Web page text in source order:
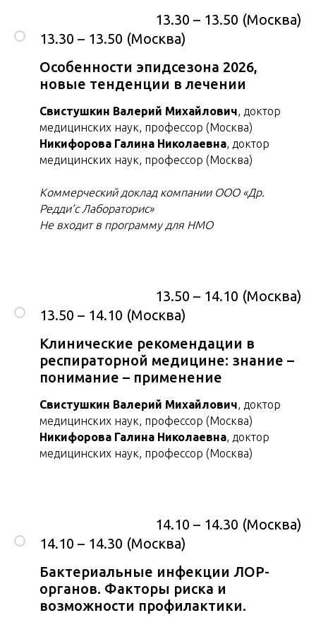
13.30 – 13.50 (Москва)
13.30 – 13.50 (Москва)
Особенности эпидсезона 2026,
новые тенденции в лечении
Свистушкин Валерий Михайлович, доктор
медицинских наук, профессор (Москва)
Никифорова Галина Николаевна, доктор
медицинских наук, профессор (Москва)
Коммерческий доклад компании ООО «Др.
Редди’с Лабораторис»
Не входит в программу для НМО
13.50 – 14.10 (Москва)
13.50 – 14.10 (Москва)
Клинические рекомендации в
респираторной медицине: знание –
понимание – применение
Свистушкин Валерий Михайлович, доктор
медицинских наук, профессор (Москва)
Никифорова Галина Николаевна, доктор
медицинских наук, профессор (Москва)
14.10 – 14.30 (Москва)
14.10 – 14.30 (Москва)
Бактериальные инфекции ЛОР-
органов. Факторы риска и
возможности профилактики.